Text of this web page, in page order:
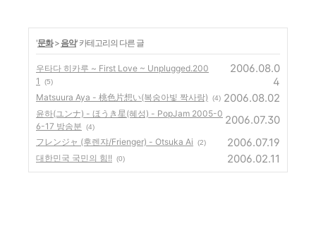
'문화> 음악' 카테고리의 다른 글
우타다 히카루 ~ First Love ~ Unplugged.200
1
(5)
2006.08.0
4
Matsuura Aya - 桃色片想い(복숭아빛 짝사랑) (4) 2006.08.02
윤하(ユンナ) - ほうき星(혜성) - PopJam 2005-0
6-17 방송분
(4)
2006.07.30
フレンジャ (후렌쟈/Frienger) - Otsuka Ai (2) 2006.07.19
대한민국 국민의 힘!! (0) 2006.02.11